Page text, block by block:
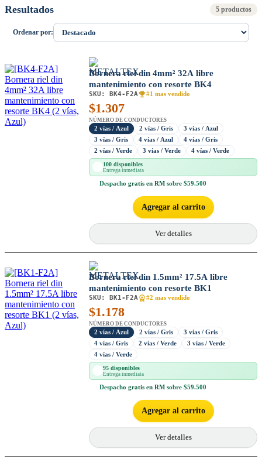
Resultados 5 productos
Ordenar por:
Bornera riel din 4mm² 32A libre
mantenimiento con resorte BK4
SKU: BK4-F2A #1 mas vendido
$1.307
NÚMERO DE CONDUCTORES
2 vías / Azul 2 vías / Gris
3 vías / Azul
3 vías / Gris
4 vías / Azul
4 vías / Gris
2 vías / Verde
3 vías / Verde 4 vías / Verde
100 disponibles
Entrega inmediata
Despacho gratis en RM sobre $59.500
Agregar al carrito
Ver detalles
Bornera riel din 1.5mm² 17.5A libre
mantenimiento con resorte BK1
SKU: BK1-F2A #2 mas vendido
$1.178
NÚMERO DE CONDUCTORES
2 vías / Azul 2 vías / Gris
3 vías / Gris
4 vías / Gris
2 vías / Verde
3 vías / Verde
4 vías / Verde
95 disponibles
Entrega inmediata
Despacho gratis en RM sobre $59.500
Agregar al carrito
Ver detalles